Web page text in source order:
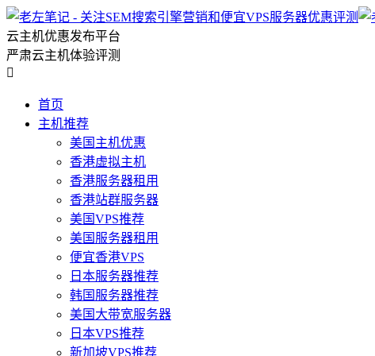
云主机优惠发布平台
严肃云主机体验评测

首页
主机推荐
美国主机优惠
香港虚拟主机
香港服务器租用
香港站群服务器
美国VPS推荐
美国服务器租用
便宜香港VPS
日本服务器推荐
韩国服务器推荐
美国大带宽服务器
日本VPS推荐
新加坡VPS推荐